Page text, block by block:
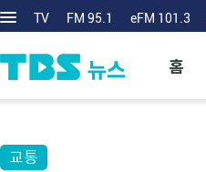
TV FM 95.1 eFM 101.3
홈
교통